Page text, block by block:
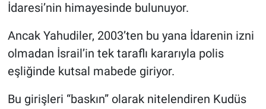
İdaresi’nin himayesinde bulunuyor.
Ancak Yahudiler, 2003’ten bu yana İdarenin izni
olmadan İsrail’in tek taraflı kararıyla polis
eşliğinde kutsal mabede giriyor.
Bu girişleri “baskın” olarak nitelendiren Kudüs